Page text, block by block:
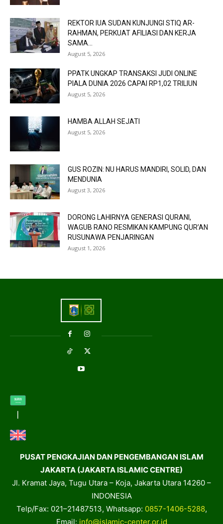
REKTOR IUA SUDAN KUNJUNGI STIQ AR-
RAHMAN, PERKUAT AFILIASI DAN KERJA
SAMA...
August 5, 2026
PPATK UNGKAP TRANSAKSI JUDI ONLINE
PIALA DUNIA 2026 CAPAI RP1,02 TRILIUN
August 5, 2026
HAMBA ALLAH SEJATI
August 5, 2026
GUS ROZIN: NU HARUS MANDIRI, SOLID, DAN
MENDUNIA
August 3, 2026
DORONG LAHIRNYA GENERASI QURANI,
WAGUB RANO RESMIKAN KAMPUNG QUR’AN
RUSUNAWA PENJARINGAN
August 1, 2026
PUSAT PENGKAJIAN DAN PENGEMBANGAN ISLAM
JAKARTA (JAKARTA ISLAMIC CENTRE)
Jl. Kramat Jaya, Tugu Utara – Koja, Jakarta Utara 14260 –
INDONESIA
Telp/Fax: 021–21487513, Whatsapp: 0857-1406-5288,
Email: info@islamic-center.or.id